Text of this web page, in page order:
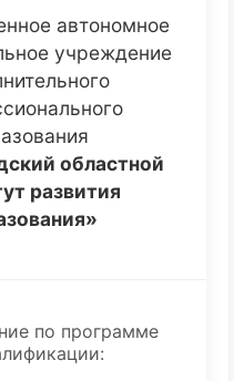
автономное
учреждение
областной
развития
по программе